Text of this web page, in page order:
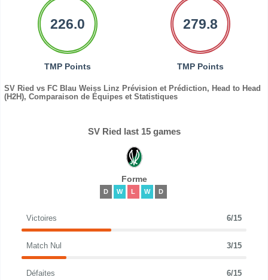
226.0
TMP Points
279.8
TMP Points
SV Ried vs FC Blau Weiss Linz Prévision et Prédiction, Head to Head
(H2H), Comparaison de Équipes et Statistiques
SV Ried last 15 games
Forme
D W L W D
Victoires 6/15
Match Nul 3/15
Défaites 6/15